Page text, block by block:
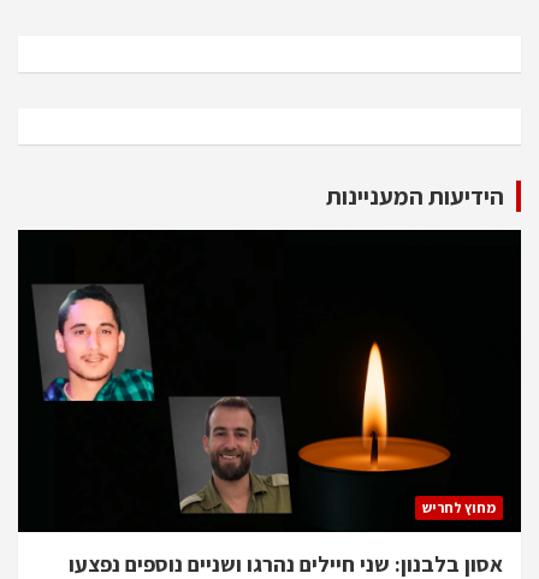
הידיעות המעניינות
מחוץ לחריש
אסון בלבנון: שני חיילים נהרגו ושניים נוספים נפצעו